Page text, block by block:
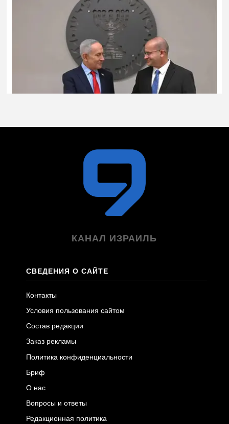
КАНАЛ ИЗРАИЛЬ
СВЕДЕНИЯ О САЙТЕ
Контакты
Условия пользования сайтом
Состав редакции
Заказ рекламы
Политика конфиденциальности
Бриф
О нас
Вопросы и ответы
Редакционная политика